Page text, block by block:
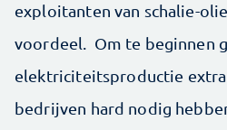
exploitanten van schalie-
voordeel. Om te beginnen
elektriciteitsproductie
bedrijven hard nodig